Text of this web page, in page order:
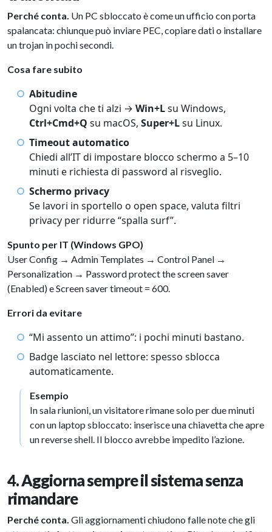
Perché conta. Un PC sbloccato è come un ufficio con porta
spalancata: chiunque può inviare PEC, copiare dati o installare
un trojan in pochi secondi.
Cosa fare subito
Abitudine
Ogni volta che ti alzi → Win+Lsu Windows,
Ctrl+Cmd+Q su macOS, Super+Lsu Linux.
Timeout automatico
Chiedi all’IT di impostare blocco schermo a 5–10
minuti e richiesta di password al risveglio.
Schermo privacy
Se lavori in sportello o open space, valuta filtri
privacy per ridurre “spalla surf”.
Spunto per IT (Windows GPO)
User Config → Admin Templates → Control Panel →
Personalization → Password protect the screen saver
(Enabled) e Screen saver timeout = 600.
Errori da evitare
“Mi assento un attimo”: i pochi minuti bastano.
Badge lasciato nel lettore: spesso sblocca
automaticamente.
Esempio
In sala riunioni, un visitatore rimane solo per due minuti
con un laptop sbloccato: inserisce una chiavetta che apre
un reverse shell. Il blocco avrebbe impedito l’azione.
4. Aggiorna sempre il sistema senza
rimandare
Perché conta. Gli aggiornamenti chiudono falle note che gli